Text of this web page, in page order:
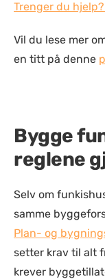
Trenger du
Vil du lese mer
en titt på denne
Bygge
reglene
Selv om
samme
Plan- og
setter krav til alt
krever